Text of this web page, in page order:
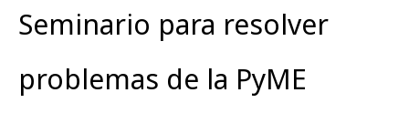
Seminario para resolver
problemas de la PyME